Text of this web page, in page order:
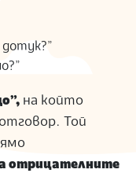
на който
Той
отрицателните